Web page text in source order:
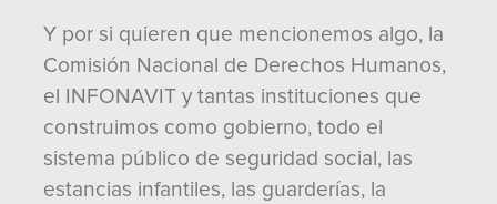
Y por si quieren que mencionemos algo, la
Comisión Nacional de Derechos Humanos,
el INFONAVIT y tantas instituciones que
construimos como gobierno, todo el
sistema público de seguridad social, las
estancias infantiles, las guarderías, la